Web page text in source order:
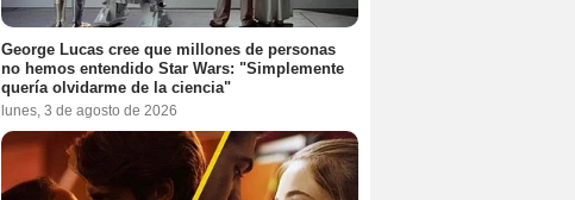
George Lucas cree que millones de personas
no hemos entendido Star Wars: "Simplemente
quería olvidarme de la ciencia"
lunes, 3 de agosto de 2026